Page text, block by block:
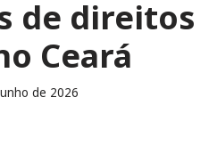
de direitos
Ceará
de 2026